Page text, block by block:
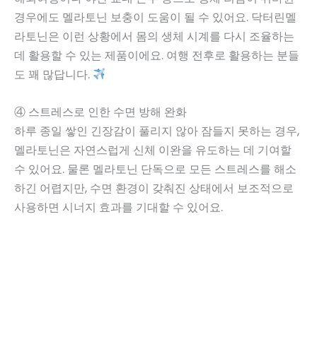
경우에도 멜라토닌 보충이 도움이 될 수 있어요. 닥터린멜
라토닌은 이런 상황에서 몸의 생체 시계를 다시 조율하는
데 활용할 수 있는 제품이에요. 여행 전후로 활용하는 분들
도 꽤 많답니다.
④ 스트레스로 인한 수면 방해 완화
하루 종일 쌓인 긴장감이 풀리지 않아 잠들지 못하는 경우,
멜라토닌은 자연스럽게 신체 이완을 유도하는 데 기여할
수 있어요. 물론 멜라토닌 단독으로 모든 스트레스를 해소
하긴 어렵지만, 수면 환경이 갖춰진 상태에서 보조적으로
사용하면 시너지 효과를 기대할 수 있어요.